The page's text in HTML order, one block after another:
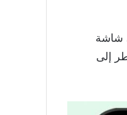
شاشة
إلى